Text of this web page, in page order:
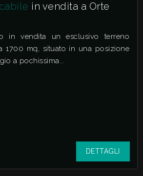
in vendita a Orte
in vendita un esclusivo terreno
1700 mq, situato in una posizione
a pochissima...
DETTAGLI